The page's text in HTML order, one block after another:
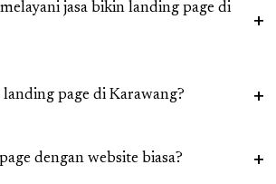
jasa bikin landing page di
page di Karawang?
dengan website biasa?